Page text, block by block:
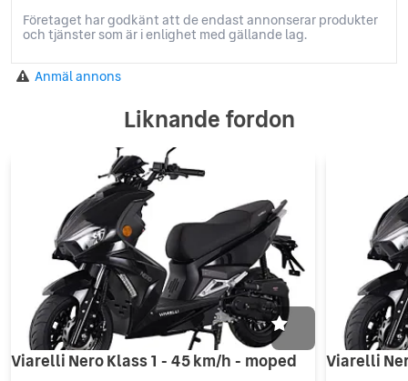
Företaget har godkänt att de endast annonserar produkter
och tjänster som är i enlighet med gällande lag.
Anmäl annons
Liknande fordon
Viarelli Nero Klass 1 - 45 km/h - moped Viarelli